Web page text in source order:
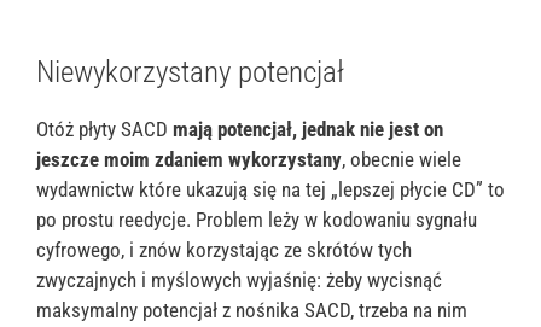
Niewykorzystany potencjał
Otóż płyty SACD mają potencjał, jednak nie jest on
jeszcze moim zdaniem wykorzystany, obecnie wiele
wydawnictw które ukazują się na tej „lepszej płycie CD” to
po prostu reedycje. Problem leży w kodowaniu sygnału
cyfrowego, i znów korzystając ze skrótów tych
zwyczajnych i myślowych wyjaśnię: żeby wycisnąć
maksymalny potencjał z nośnika SACD, trzeba na nim